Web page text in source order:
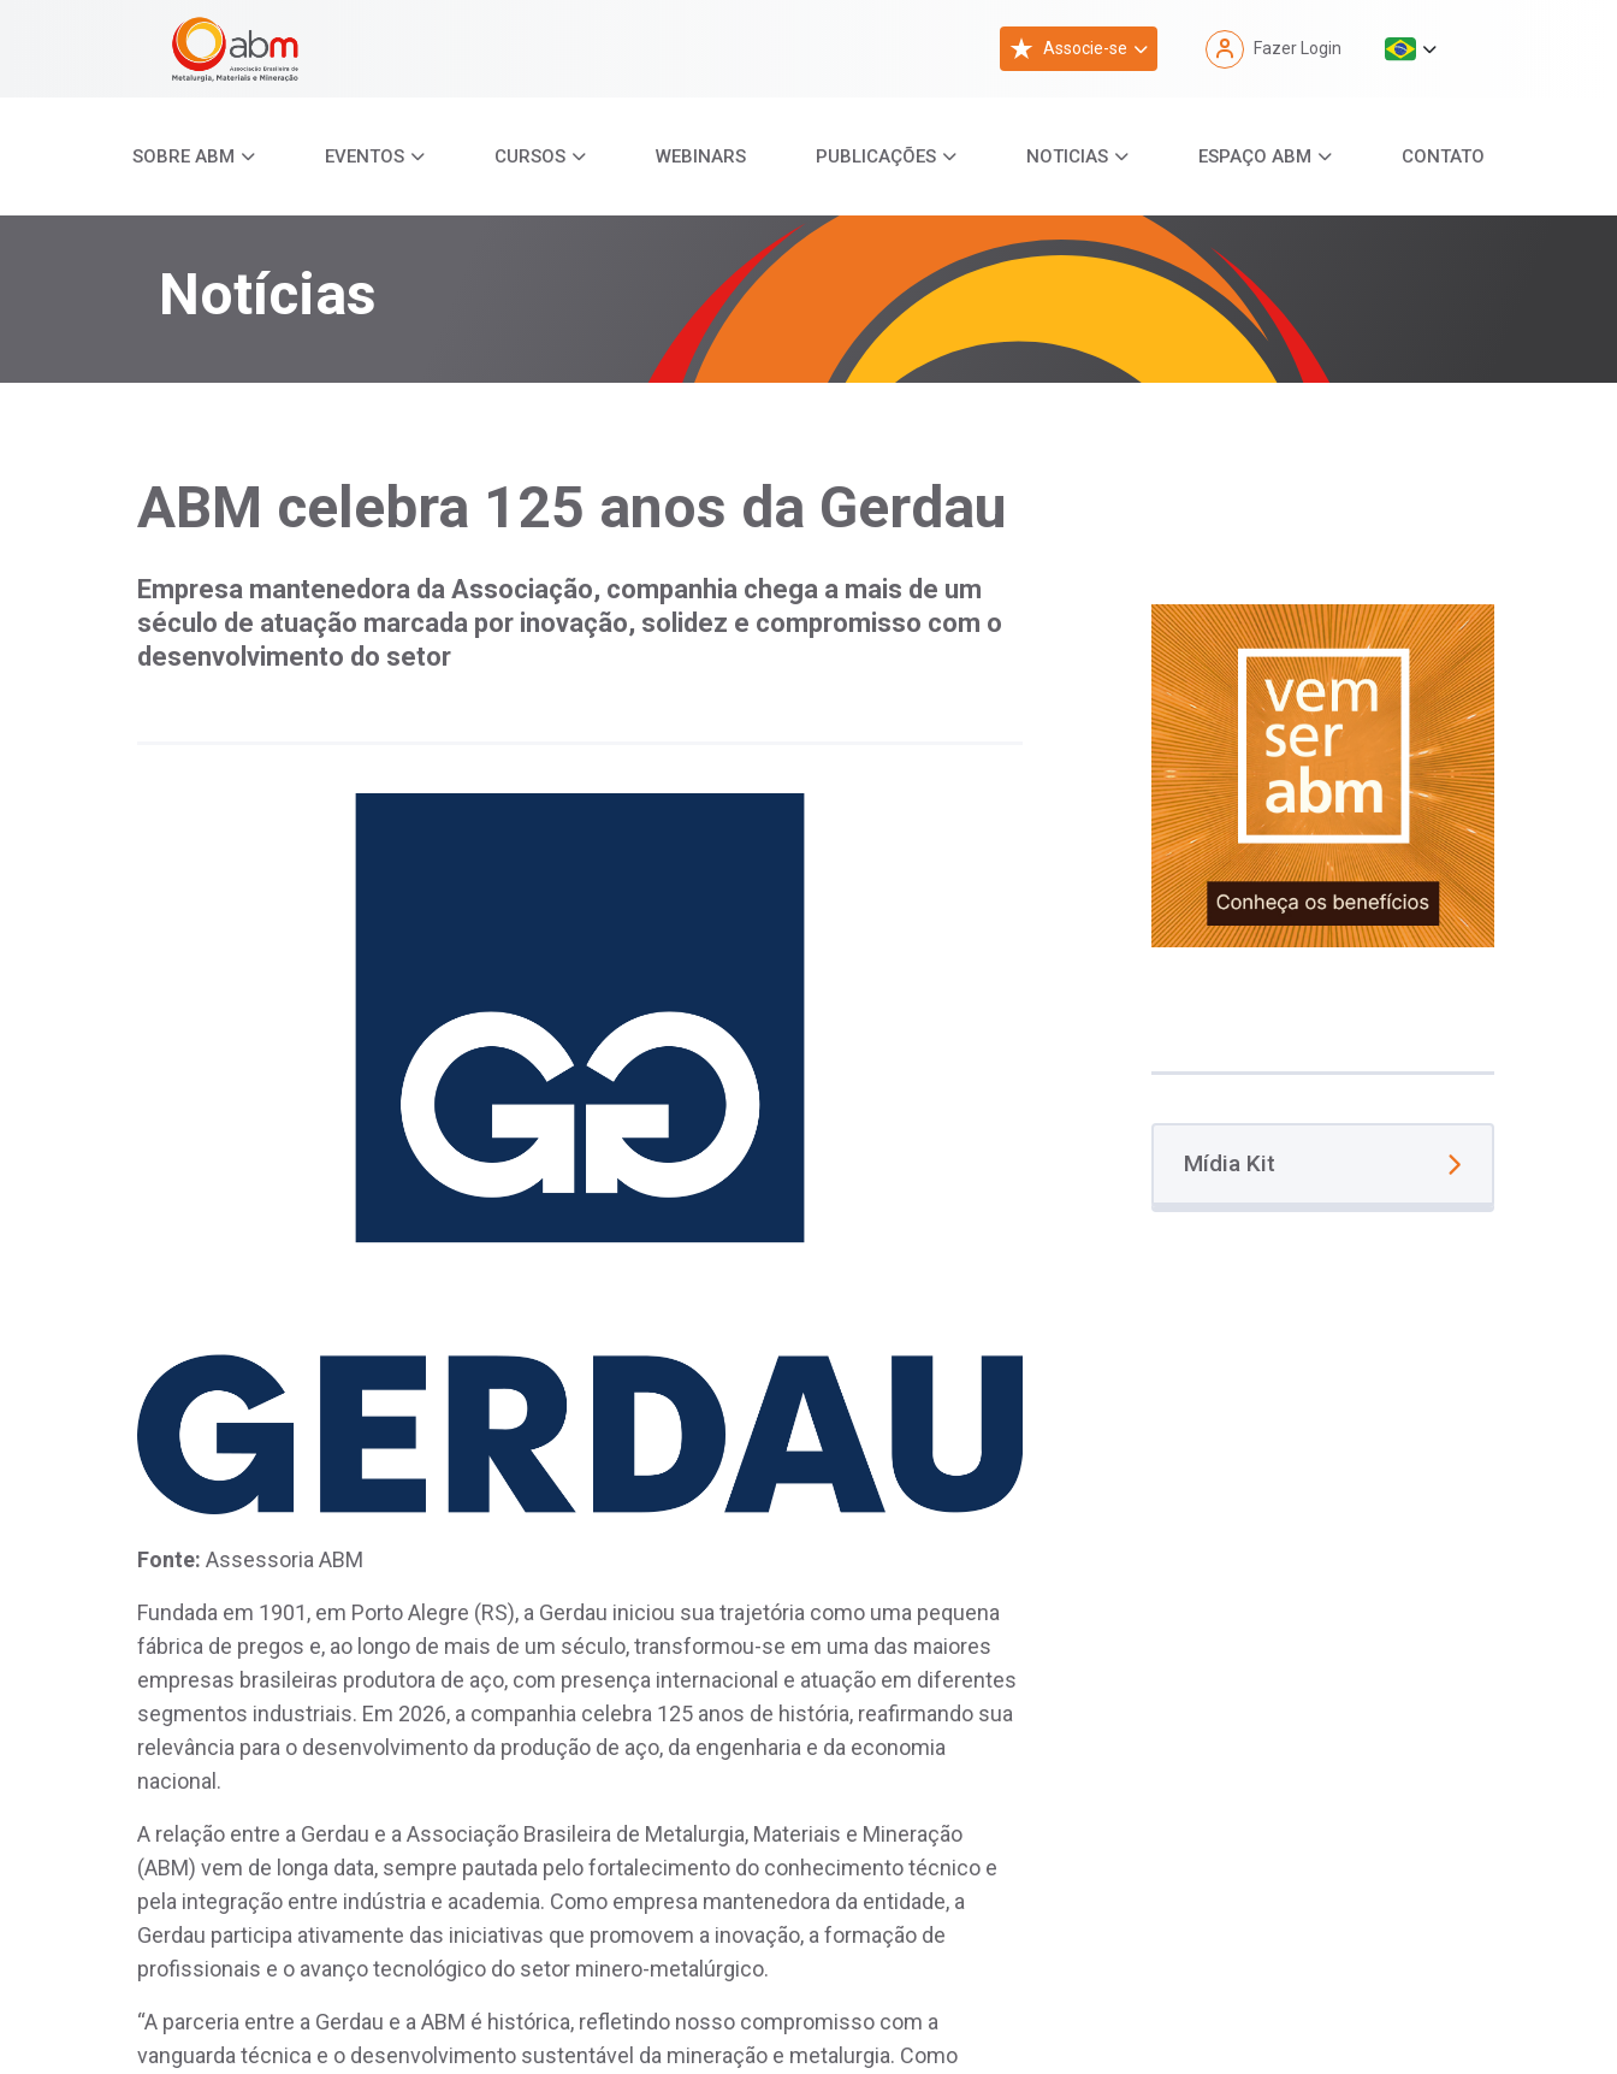
Associe-se Fazer Login
SOBRE ABM EVENTOS CURSOS WEBINARS PUBLICAÇÕES NOTICIAS ESPAÇO ABM CONTATO
Notícias
ABM celebra 125 anos da Gerdau
Empresa mantenedora da Associação, companhia chega a mais de um
século de atuação marcada por inovação, solidez e compromisso com o
desenvolvimento do setor
Fonte: Assessoria ABM
Fundada em 1901, em Porto Alegre (RS), a Gerdau iniciou sua trajetória como uma pequena
fábrica de pregos e, ao longo de mais de um século, transformou-se em uma das maiores
empresas brasileiras produtora de aço, com presença internacional e atuação em diferentes
segmentos industriais. Em 2026, a companhia celebra 125 anos de história, reafirmando sua
relevância para o desenvolvimento da produção de aço, da engenharia e da economia
nacional.
A relação entre a Gerdau e a Associação Brasileira de Metalurgia, Materiais e Mineração
(ABM) vem de longa data, sempre pautada pelo fortalecimento do conhecimento técnico e
pela integração entre indústria e academia. Como empresa mantenedora da entidade, a
Gerdau participa ativamente das iniciativas que promovem a inovação, a formação de
profissionais e o avanço tecnológico do setor minero-metalúrgico.
“A parceria entre a Gerdau e a ABM é histórica, refletindo nosso compromisso com a
vanguarda técnica e o desenvolvimento sustentável da mineração e metalurgia. Como
Mídia Kit